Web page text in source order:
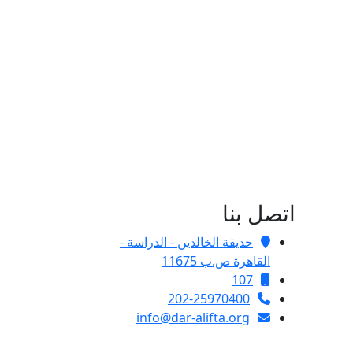
اتصل بنا
حديقة الخالدين - الدراسة -
القاهرة ص.ب 11675
107
202-25970400
info@dar-alifta.org